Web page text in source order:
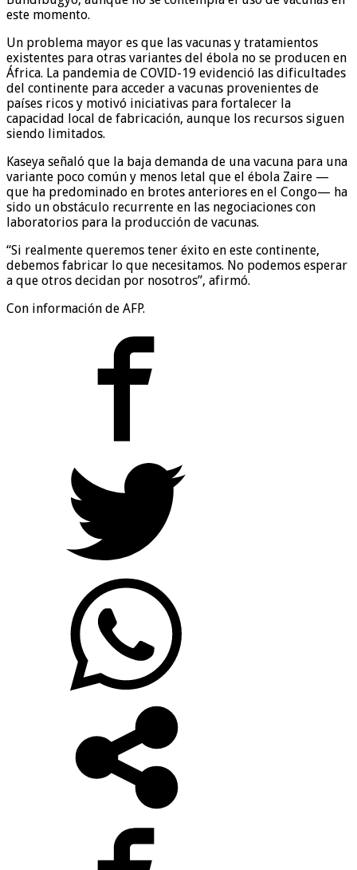
este momento.
Un problema mayor es que las vacunas y tratamientos
existentes para otras variantes del ébola no se producen en
África. La pandemia de COVID-19 evidenció las dificultades
del continente para acceder a vacunas provenientes de
países ricos y motivó iniciativas para fortalecer la
capacidad local de fabricación, aunque los recursos siguen
siendo limitados.
Kaseya señaló que la baja demanda de una vacuna para una
variante poco común y menos letal que el ébola Zaire —
que ha predominado en brotes anteriores en el Congo— ha
sido un obstáculo recurrente en las negociaciones con
laboratorios para la producción de vacunas.
“Si realmente queremos tener éxito en este continente,
debemos fabricar lo que necesitamos. No podemos esperar
a que otros decidan por nosotros”, afirmó.
Con información de AFP.